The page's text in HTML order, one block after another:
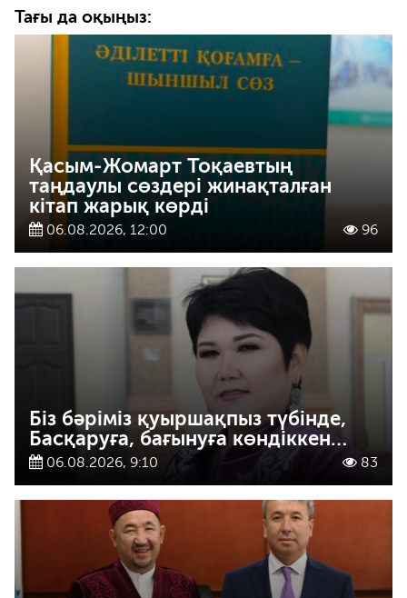
Тағы да оқыңыз:
Қасым-Жомарт Тоқаевтың
таңдаулы сөздері жинақталған
кітап жарық көрді
06.08.2026, 12:00 96
Біз бәріміз қуыршақпыз түбінде,
Басқаруға, бағынуға көндіккен…
06.08.2026, 9:10 83